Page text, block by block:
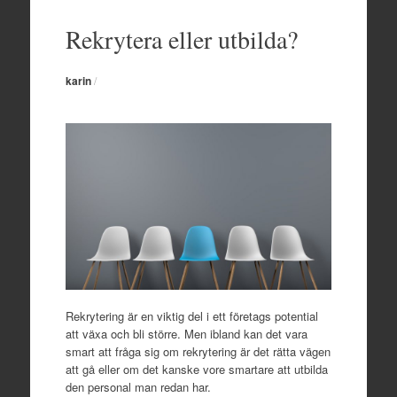
contentRekrytera eller utbilda?
karin/
Rekrytering är en viktig del i ett företags potential
att växa och bli större. Men ibland kan det vara
smart att fråga sig om rekrytering är det rätta vägen
att gå eller om det kanske vore smartare att utbilda
den personal man redan har.